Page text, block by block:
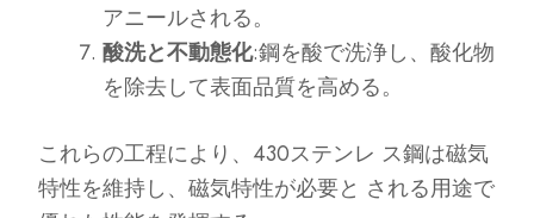
アニールされる。
酸洗と不動態化:鋼を酸で洗浄し、酸化物
を除去して表面品質を高める。
これらの工程により、430ステンレ ス鋼は磁気
特性を維持し、磁気特性が必要と される用途で